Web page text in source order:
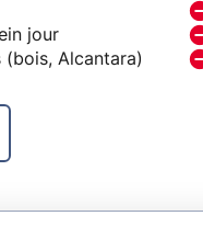
jour
(bois, Alcantara)